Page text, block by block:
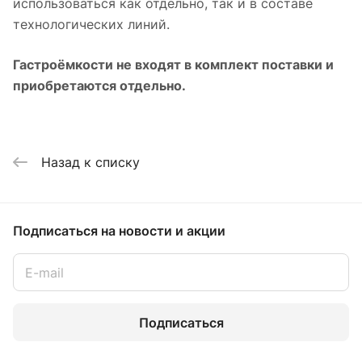
использоваться как отдельно, так и в составе
технологических линий.
Гастроёмкости не входят в комплект поставки и
приобретаются отдельно.
Назад к списку
Подписаться на новости и акции
Подписаться